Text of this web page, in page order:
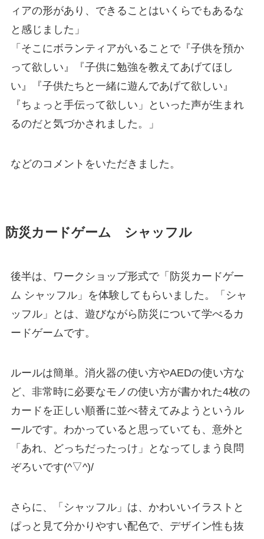
ィアの形があり、できることはいくらでもあるな
と感じました」
「そこにボランティアがいることで『子供を預か
って欲しい』『子供に勉強を教えてあげてほし
い』『子供たちと一緒に遊んであげて欲しい』
『ちょっと手伝って欲しい」といった声が生まれ
るのだと気づかされました。」
などのコメントをいただきました。
防災カードゲーム シャッフル
後半は、ワークショップ形式で「防災カードゲー
ム シャッフル」を体験してもらいました。「シャ
ッフル」とは、遊びながら防災について学べるカ
ードゲームです。
ルールは簡単。消火器の使い方やAEDの使い方な
ど、非常時に必要なモノの使い方が書かれた4枚の
カードを正しい順番に並べ替えてみようというル
ールです。わかっていると思っていても、意外と
「あれ、どっちだったっけ」となってしまう良問
ぞろいです(^▽^)/
さらに、「シャッフル」は、かわいいイラストと
ぱっと見て分かりやすい配色で、デザイン性も抜